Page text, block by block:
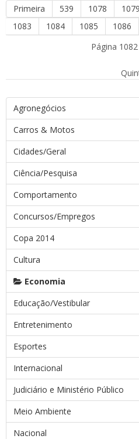
Primeira 539 1078 1079
1083
1084 1085 1086
Página
Agronegócios
Carros & Motos
Cidades/Geral
Ciência/Pesquisa
Comportamento
Concursos/Empregos
Copa 2014
Cultura
Economia
Educação/Vestibular
Entretenimento
Esportes
Internacional
Judiciário e Ministério Público
Meio Ambiente
Nacional